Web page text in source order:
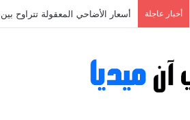
أخبار عاجلة أسعار الأضاحي المعقولة تتراوح بين 1300 و1700 دينار